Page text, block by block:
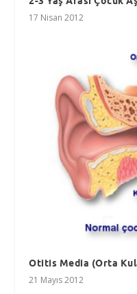
17 Nisan 2012
Otitis Media (Orta
21 Mayıs 2012